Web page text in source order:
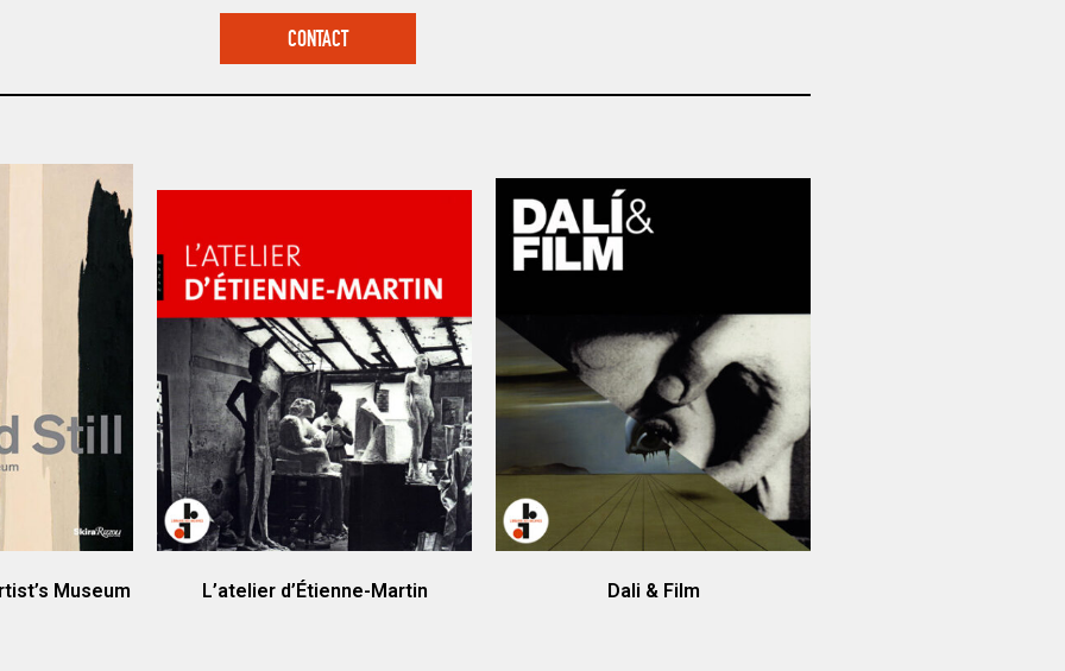
CONTACT
Museum L’atelier d’Étienne-Martin Dali & Film